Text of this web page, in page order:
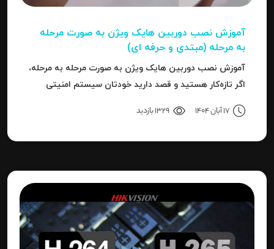
آموزش نصب دوربین هایک‌ ویژن به صورت مرحله‌
به‌ مرحله (مبتدی و حرفه ای)
آموزش نصب دوربین هایک‌ ویژن به صورت مرحله‌ به‌ مرحله،
اگر تازه‌کار هستید و قصد دارید خودتان سیستم امنیتی
دقیق‌تری را بدانید، این مقاله برای شما نوشته شده است.
17 آبان 1404 1329 بازدید